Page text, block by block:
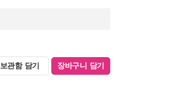
보관함 담기 장바구니 담기